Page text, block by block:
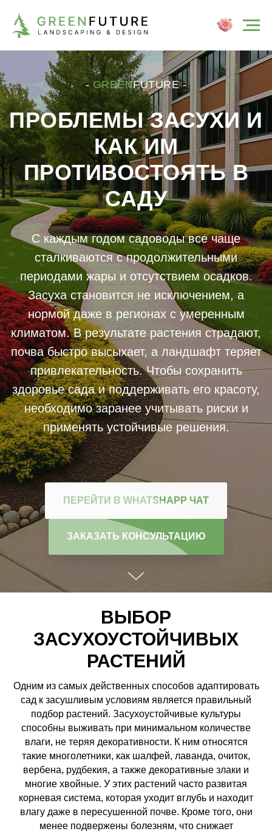
-GREENFUTURE -
ПРОБЛЕМЫ ЗАСУХИ И
КАК ИМ
ПРОТИВОСТОЯТЬ В
САДУ
С каждым годом садоводы все чаще
сталкиваются с продолжительными
периодами жары и отсутствием осадков.
Засуха становится не исключением, а
нормой даже в регионах с умеренным
климатом. В результате растения страдают,
почва быстро высыхает, а ландшафт теряет
привлекательность. Чтобы сохранить
здоровье сада и поддерживать его красоту,
необходимо заранее учитывать риски и
применять устойчивые решения.
ПЕРЕЙТИ В WHATSHAPP ЧАТ
ЗАКАЗАТЬ КОНСУЛЬТАЦИЮ
ВЫБОР
ЗАСУХОУСТОЙЧИВЫХ
РАСТЕНИЙ
Одним из самых действенных способов адаптировать
сад к засушливым условиям является правильный
подбор растений. Засухоустойчивые культуры
способны выживать при минимальном количестве
влаги, не теряя декоративности. К ним относятся
такие многолетники, как шалфей, лаванда, очиток,
вербена, рудбекия, а также декоративные злаки и
многие хвойные. У этих растений часто развитая
корневая система, которая уходит вглубь и находит
влагу даже в пересушенной почве. Кроме того, они
менее подвержены болезням, что снижает